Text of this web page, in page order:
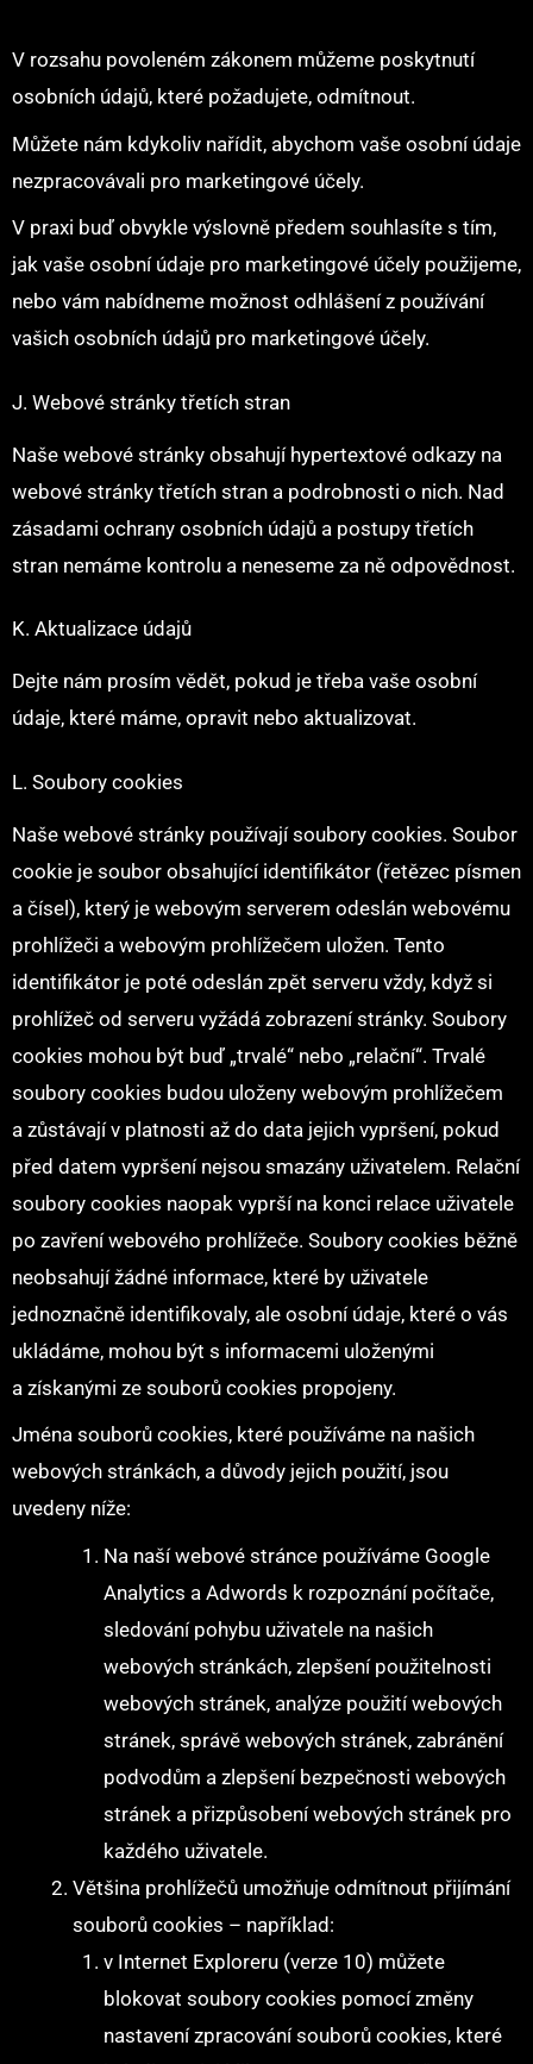
V rozsahu povoleném zákonem můžeme poskytnutí
osobních údajů, které požadujete, odmítnout.
Můžete nám kdykoliv nařídit, abychom vaše osobní údaje
nezpracovávali pro marketingové účely.
V praxi buď obvykle výslovně předem souhlasíte s tím,
jak vaše osobní údaje pro marketingové účely použijeme,
nebo vám nabídneme možnost odhlášení z používání
vašich osobních údajů pro marketingové účely.
J. Webové stránky třetích stran
Naše webové stránky obsahují hypertextové odkazy na
webové stránky třetích stran a podrobnosti o nich. Nad
zásadami ochrany osobních údajů a postupy třetích
stran nemáme kontrolu a neneseme za ně odpovědnost.
K. Aktualizace údajů
Dejte nám prosím vědět, pokud je třeba vaše osobní
údaje, které máme, opravit nebo aktualizovat.
L. Soubory cookies
Naše webové stránky používají soubory cookies. Soubor
cookie je soubor obsahující identifikátor (řetězec písmen
a čísel), který je webovým serverem odeslán webovému
prohlížeči a webovým prohlížečem uložen. Tento
identifikátor je poté odeslán zpět serveru vždy, když si
prohlížeč od serveru vyžádá zobrazení stránky. Soubory
cookies mohou být buď „trvalé“ nebo „relační“. Trvalé
soubory cookies budou uloženy webovým prohlížečem
a zůstávají v platnosti až do data jejich vypršení, pokud
před datem vypršení nejsou smazány uživatelem. Relační
soubory cookies naopak vyprší na konci relace uživatele
po zavření webového prohlížeče. Soubory cookies běžně
neobsahují žádné informace, které by uživatele
jednoznačně identifikovaly, ale osobní údaje, které o vás
ukládáme, mohou být s informacemi uloženými
a získanými ze souborů cookies propojeny.
Jména souborů cookies, které používáme na našich
webových stránkách, a důvody jejich použití, jsou
uvedeny níže:
Na naší webové stránce používáme Google
Analytics a Adwords k rozpoznání počítače,
sledování pohybu uživatele na našich
webových stránkách, zlepšení použitelnosti
webových stránek, analýze použití webových
stránek, správě webových stránek, zabránění
podvodům a zlepšení bezpečnosti webových
stránek a přizpůsobení webových stránek pro
každého uživatele.
Většina prohlížečů umožňuje odmítnout přijímání
souborů cookies – například:
v Internet Exploreru (verze 10) můžete
blokovat soubory cookies pomocí změny
nastavení zpracování souborů cookies, které